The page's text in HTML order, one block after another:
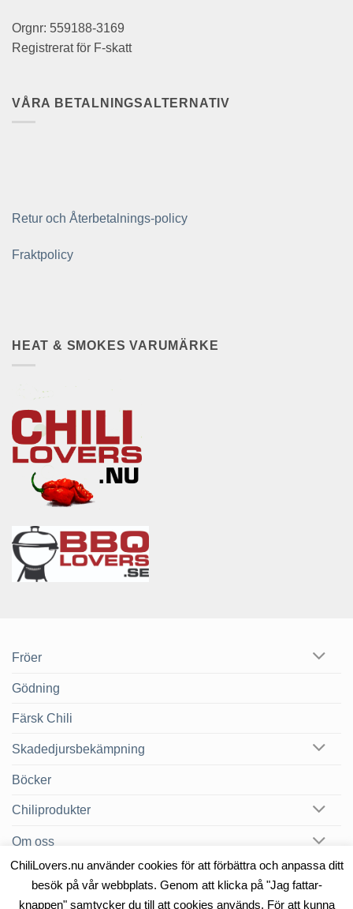
Orgnr: 559188-3169
Registrerat för F-skatt
VÅRA BETALNINGSALTERNATIV
Retur och Återbetalnings-policy
Fraktpolicy
HEAT & SMOKES VARUMÄRKE
Fröer
Gödning
Färsk Chili
Skadedjursbekämpning
Böcker
Chiliprodukter
Om oss
Chilibloggen
ChiliLovers.nu använder cookies för att förbättra och anpassa ditt
besök på vår webbplats. Genom att klicka på "Jag fattar-
knappen" samtycker du till att cookies används. För att kunna